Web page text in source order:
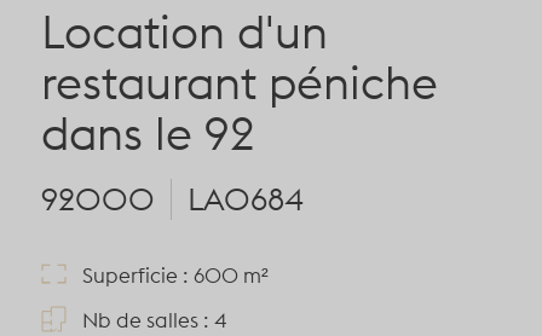
Location d'un
restaurant péniche
dans le 92
92000 LA0684
Superficie : 600 m²
Nb de salles : 4